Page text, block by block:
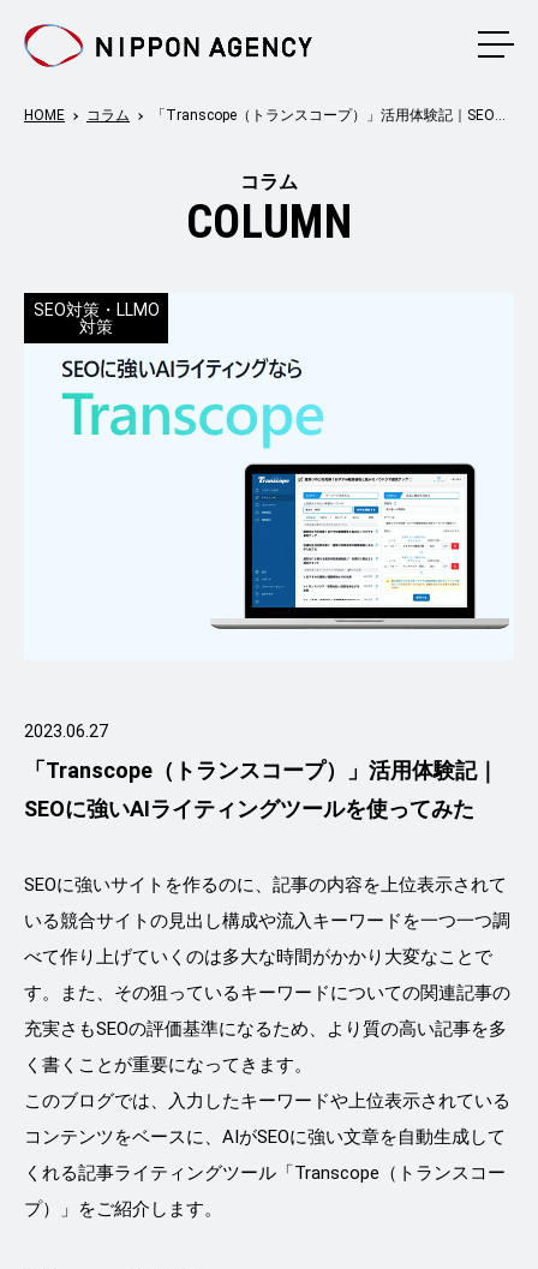
メニ
HOME コラム 「Transcope（トランスコープ）」活用体験記｜SEOに強いAIライティングツールを使ってみた
コラム
COLUMN
SEO対策・LLMO
対策
2023.06.27
「Transcope（トランスコープ）」活用体験記｜
SEOに強いAIライティングツールを使ってみた
SEOに強いサイトを作るのに、記事の内容を上位表示されて
いる競合サイトの見出し構成や流入キーワードを一つ一つ調
べて作り上げていくのは多大な時間がかかり大変なことで
す。また、その狙っているキーワードについての関連記事の
充実さもSEOの評価基準になるため、より質の高い記事を多
く書くことが重要になってきます。
このブログでは、入力したキーワードや上位表示されている
コンテンツをベースに、AIがSEOに強い文章を自動生成して
くれる記事ライティングツール「Transcope（トランスコー
プ）」をご紹介します。